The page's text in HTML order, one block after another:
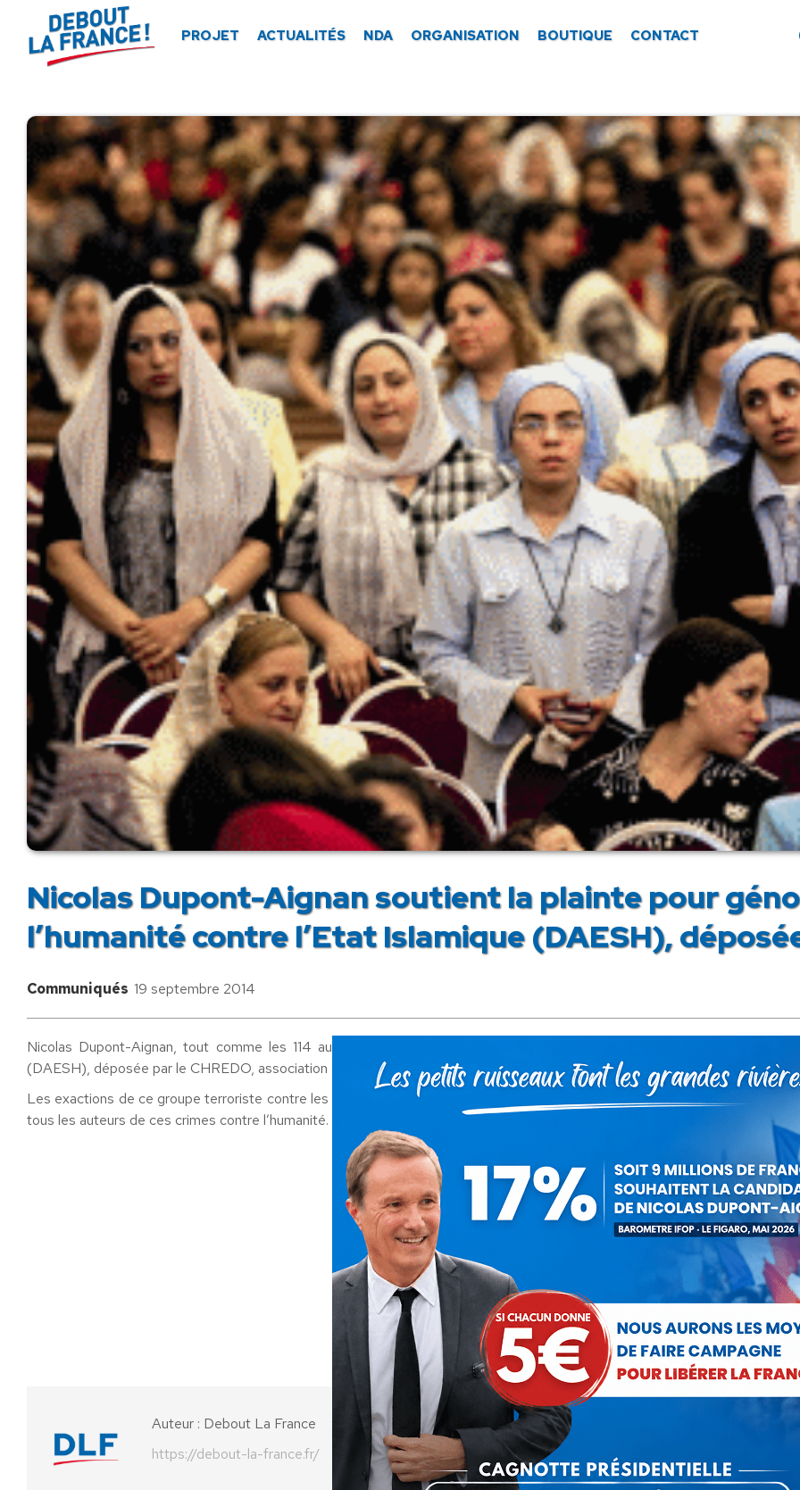
PROJET ACTUALITÉS NDA ORGANISATION BOUTIQUE CONTACT
Nicolas Dupont-Aignan soutient la plainte pour
l’humanité contre l’Etat Islamique (DAESH),
Communiqués 19 septembre 2014
Nicolas Dupont-Aignan, tout comme les 114 autres députés membres du Groupe d'études sur les chrétiens
(DAESH), déposée par le CHREDO, association des Chrétiens d'Orient, le 17 septembre à la Haye devant la Cour pénale
Les exactions de ce groupe terroriste contre les Chrétiens et autres minorités, en Syrie et en Irak, ne peuvent rester
tous les auteurs de ces crimes contre l’humanité.
Catégorie : Communiqués Par Debout La France 19 septembre
Partager
sur
Facebook
Partager
sur
X
Partager
sur
Pinterest
Partager
sur
LinkedIn
Partager
sur
WhatsApp
Auteur : Debout La France
https://debout-la-france.fr/
Panneau de gestion des cookies